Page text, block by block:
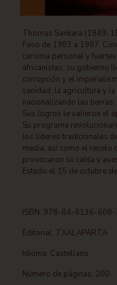
Thomas Sankara (1949-
Faso de 1983 a 1987.
carisma personal y
africanistas, su gobierno
corrupción y el
sanidad, la agricultura y
nacionalizando las
Sus logros le valieron el
Su programa
los líderes tradicionales
media, así como el recelo
provocaron su caída y
Estado el 15 de octubre
ISBN: 978-84-8136-608-
Editorial: TXALAPARTA
Idioma: Castellano
Número de páginas: 200